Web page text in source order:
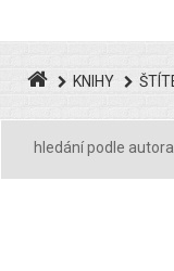
KNIHY